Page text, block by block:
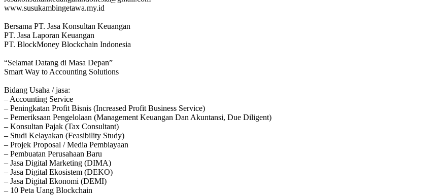
www.susukambingetawa.my.id
Bersama PT. Jasa Konsultan Keuangan
PT. Jasa Laporan Keuangan
PT. BlockMoney Blockchain Indonesia
“Selamat Datang di Masa Depan”
Smart Way to Accounting Solutions
Bidang Usaha / jasa:
– Accounting Service
– Peningkatan Profit Bisnis (Increased Profit Business Service)
– Pemeriksaan Pengelolaan (Management Keuangan Dan Akuntansi, Due Diligent)
– Konsultan Pajak (Tax Consultant)
– Studi Kelayakan (Feasibility Study)
– Projek Proposal / Media Pembiayaan
– Pembuatan Perusahaan Baru
– Jasa Digital Marketing (DIMA)
– Jasa Digital Ekosistem (DEKO)
– Jasa Digital Ekonomi (DEMI)
– 10 Peta Uang Blockchain